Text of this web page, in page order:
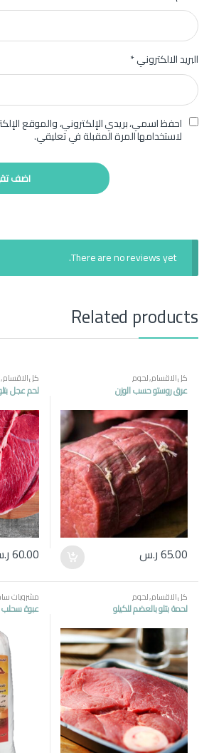
البريد الالكتروني*
احفظ اسمي، بريدي الإلكتروني، والموقع
لاستخدامها المرة المقبلة في تعليقي.
There are no reviews yet.
Related products
كل الاقسام,لحوم
عرق روستو حسب الوزن
65.00ر.س
كل الاقسام,
لحم عجل
60.00
كل الاقسام,لحوم
لحمة بتلو بالعضم للكيلو
مشروبات
مصرية
عبوة سحلب 500 جرام حلو زمان